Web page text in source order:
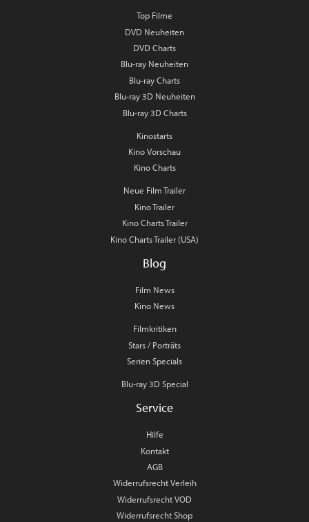
Top Filme
DVD Neuheiten
DVD Charts
Blu-ray Neuheiten
Blu-ray Charts
Blu-ray 3D Neuheiten
Blu-ray 3D Charts
Kinostarts
Kino Vorschau
Kino Charts
Neue Film Trailer
Kino Trailer
Kino Charts Trailer
Kino Charts Trailer (USA)
Blog
Film News
Kino News
Filmkritiken
Stars / Porträts
Serien Specials
Blu-ray 3D Special
Service
Hilfe
Kontakt
AGB
Widerrufsrecht Verleih
Widerrufsrecht VOD
Widerrufsrecht Shop